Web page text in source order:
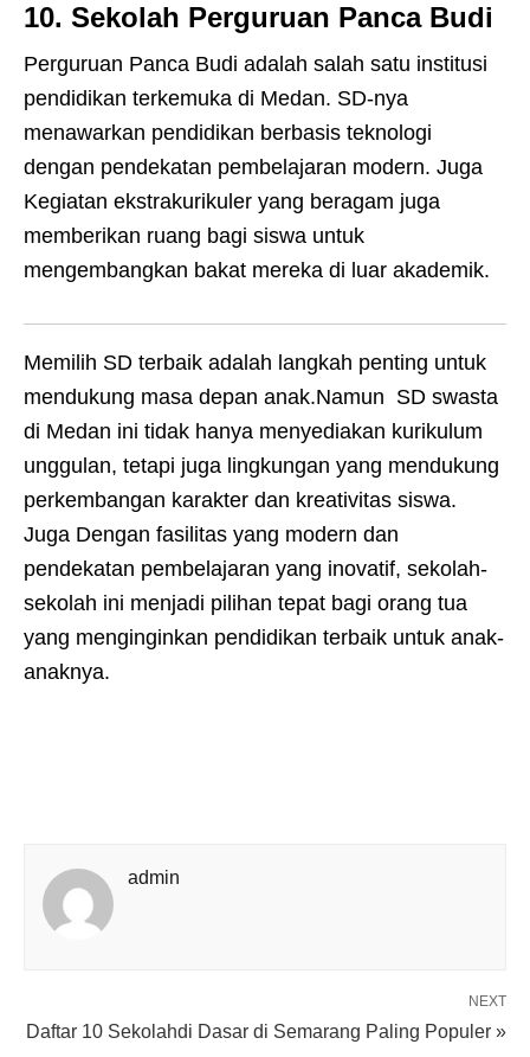
10. Sekolah Perguruan Panca Budi
Perguruan Panca Budi adalah salah satu institusi
pendidikan terkemuka di Medan. SD-nya
menawarkan pendidikan berbasis teknologi
dengan pendekatan pembelajaran modern. Juga
Kegiatan ekstrakurikuler yang beragam juga
memberikan ruang bagi siswa untuk
mengembangkan bakat mereka di luar akademik.
Memilih SD terbaik adalah langkah penting untuk
mendukung masa depan anak.Namun SD swasta
di Medan ini tidak hanya menyediakan kurikulum
unggulan, tetapi juga lingkungan yang mendukung
perkembangan karakter dan kreativitas siswa.
Juga Dengan fasilitas yang modern dan
pendekatan pembelajaran yang inovatif, sekolah-
sekolah ini menjadi pilihan tepat bagi orang tua
yang menginginkan pendidikan terbaik untuk anak-
anaknya.
admin
NEXT
Daftar 10 Sekolahdi Dasar di Semarang Paling Populer »